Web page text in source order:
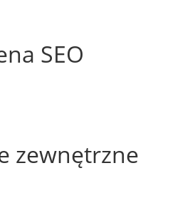
SEO
zewnętrzne